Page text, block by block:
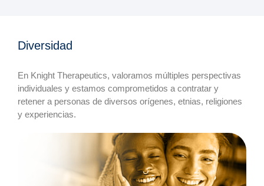
Diversidad
En Knight Therapeutics, valoramos múltiples perspectivas
individuales y estamos comprometidos a contratar y
retener a personas de diversos orígenes, etnias, religiones
y experiencias.